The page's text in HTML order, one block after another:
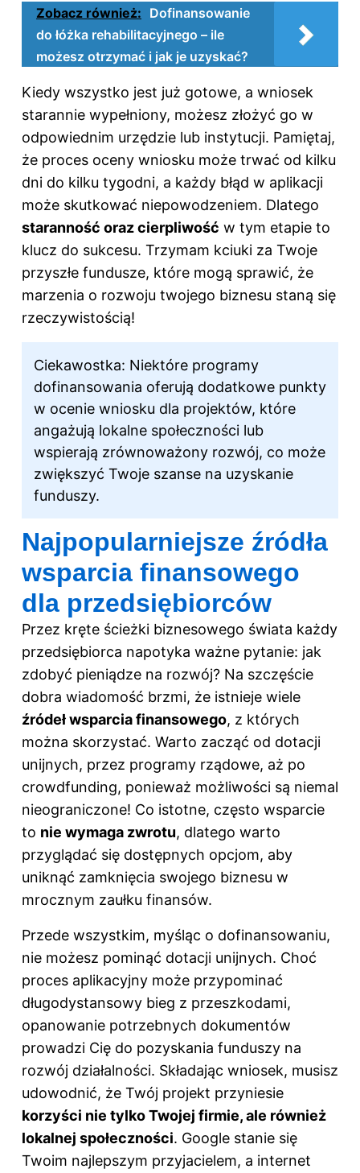
Zobacz również: Dofinansowanie
do łóżka rehabilitacyjnego – ile
możesz otrzymać i jak je uzyskać?
Kiedy wszystko jest już gotowe, a wniosek
starannie wypełniony, możesz złożyć go w
odpowiednim urzędzie lub instytucji. Pamiętaj,
że proces oceny wniosku może trwać od kilku
dni do kilku tygodni, a każdy błąd w aplikacji
może skutkować niepowodzeniem. Dlatego
staranność oraz cierpliwość w tym etapie to
klucz do sukcesu. Trzymam kciuki za Twoje
przyszłe fundusze, które mogą sprawić, że
marzenia o rozwoju twojego biznesu staną się
rzeczywistością!
Ciekawostka: Niektóre programy
dofinansowania oferują dodatkowe punkty
w ocenie wniosku dla projektów, które
angażują lokalne społeczności lub
wspierają zrównoważony rozwój, co może
zwiększyć Twoje szanse na uzyskanie
funduszy.
Najpopularniejsze źródła
wsparcia finansowego
dla przedsiębiorców
Przez kręte ścieżki biznesowego świata każdy
przedsiębiorca napotyka ważne pytanie: jak
zdobyć pieniądze na rozwój? Na szczęście
dobra wiadomość brzmi, że istnieje wiele
źródeł wsparcia finansowego, z których
można skorzystać. Warto zacząć od dotacji
unijnych, przez programy rządowe, aż po
crowdfunding, ponieważ możliwości są niemal
nieograniczone! Co istotne, często wsparcie
to nie wymaga zwrotu, dlatego warto
przyglądać się dostępnych opcjom, aby
uniknąć zamknięcia swojego biznesu w
mrocznym zaułku finansów.
Przede wszystkim, myśląc o dofinansowaniu,
nie możesz pominąć dotacji unijnych. Choć
proces aplikacyjny może przypominać
długodystansowy bieg z przeszkodami,
opanowanie potrzebnych dokumentów
prowadzi Cię do pozyskania funduszy na
rozwój działalności. Składając wniosek, musisz
udowodnić, że Twój projekt przyniesie
korzyści nie tylko Twojej firmie, ale również
lokalnej społeczności. Google stanie się
Twoim najlepszym przyjacielem, a internet